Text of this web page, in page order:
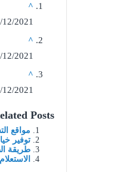
^
12/2021
^
12/2021
^
12/2021
Posts:
مواقع
توفير
طريقة